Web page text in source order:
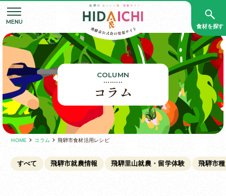
COLUMN
コラム
HOME コラム 飛騨市食材活用レシピ
すべて 飛騨市就農情報 飛騨里山就農・留学体験 飛騨市
食材を探す